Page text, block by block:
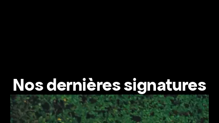
Nos dernières signatures
Voir le profil de l'artiste